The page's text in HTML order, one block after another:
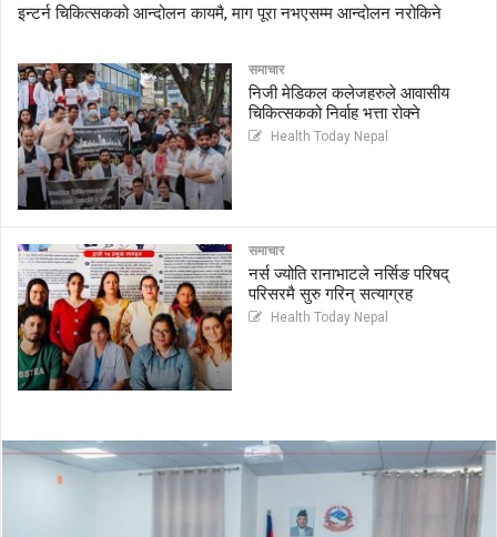
इन्टर्न चिकित्सकको आन्दोलन कायमै, माग पूरा नभएसम्म आन्दोलन नरोकिने
समाचार
निजी मेडिकल कलेजहरुले आवासीय
चिकित्सकको निर्वाह भत्ता रोक्ने
Health Today Nepal
समाचार
नर्स ज्योति रानाभाटले नर्सिङ परिषद्
परिसरमै सुरु गरिन् सत्याग्रह
Health Today Nepal